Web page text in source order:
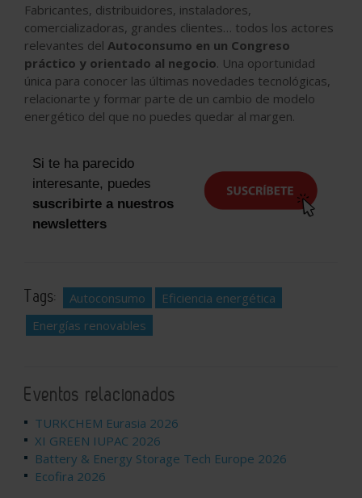
Fabricantes, distribuidores, instaladores,
comercializadoras, grandes clientes… todos los actores
relevantes del Autoconsumo en un Congreso
práctico y orientado al negocio. Una oportunidad
única para conocer las últimas novedades tecnológicas,
relacionarte y formar parte de un cambio de modelo
energético del que no puedes quedar al margen.
Si te ha parecido
interesante, puedes
suscribirte a nuestros
newsletters
Tags: Autoconsumo
Eficiencia energética
Energías renovables
Eventos relacionados
TURKCHEM Eurasia 2026
XI GREEN IUPAC 2026
Battery & Energy Storage Tech Europe 2026
Ecofira 2026